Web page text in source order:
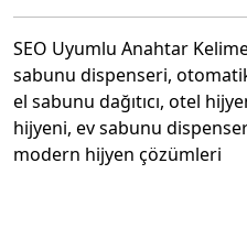
SEO Uyumlu Anahtar
sabunu dispenseri,
el sabunu dağıtıcı, otel
hijyeni, ev sabunu
modern hijyen çözümleri